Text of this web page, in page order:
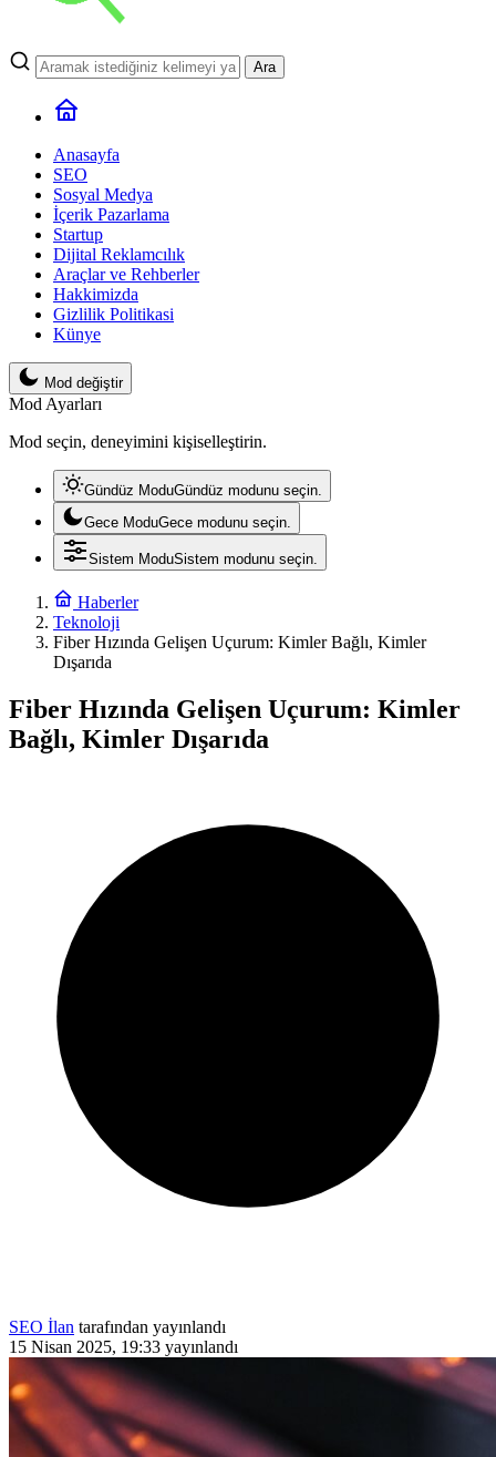
Ara
Anasayfa
SEO
Sosyal Medya
İçerik Pazarlama
Startup
Dijital Reklamcılık
Araçlar ve Rehberler
Hakkimizda
Gizlilik Politikasi
Künye
Mod değiştir
Mod Ayarları
Mod seçin, deneyimini kişiselleştirin.
Gündüz ModuGündüz modunu seçin.
Gece ModuGece modunu seçin.
Sistem ModuSistem modunu seçin.
Haberler
Teknoloji
Fiber Hızında Gelişen Uçurum: Kimler Bağlı, Kimler
Dışarıda
Fiber Hızında Gelişen Uçurum: Kimler
Bağlı, Kimler Dışarıda
SEO İlan tarafından yayınlandı
15 Nisan 2025, 19:33 yayınlandı